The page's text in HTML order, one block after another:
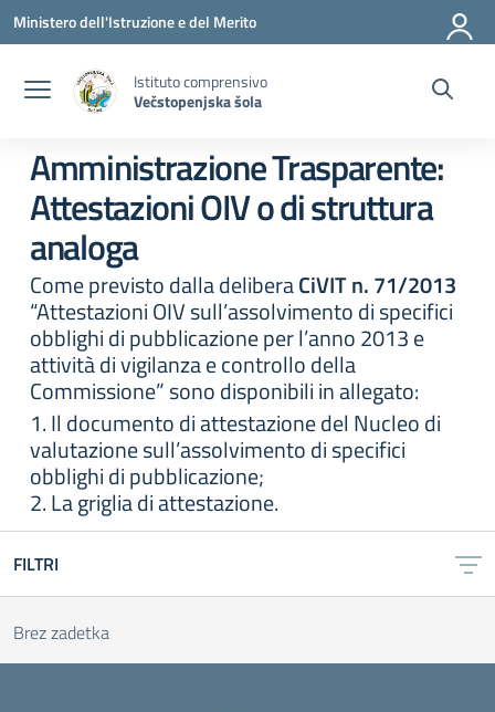
Vai ai contenuti
Vai al menu di navigazione
Vai al footer
Ministero dell'Istruzione e del Merito
Istituto comprensivo
Večstopenjska šola
Amministrazione Trasparente:
Attestazioni OIV o di struttura
analoga
Come previsto dalla deliberaCiVIT n. 71/2013
“Attestazioni OIV sull’assolvimento di specifici
obblighi di pubblicazione per l’anno 2013 e
attività di vigilanza e controllo della
Commissione” sono disponibili in allegato:
1. Il documento di attestazione del Nucleo di
valutazione sull’assolvimento di specifici
obblighi di pubblicazione;
2. La griglia di attestazione.
FILTRI
Brez zadetka